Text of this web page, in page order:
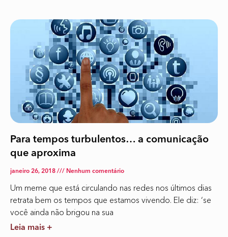
Para tempos turbulentos… a comunicação
que aproxima
janeiro 26, 2018 Nenhum comentário
Um meme que está circulando nas redes nos últimos dias
retrata bem os tempos que estamos vivendo. Ele diz: ‘se
você ainda não brigou na sua
Leia mais +